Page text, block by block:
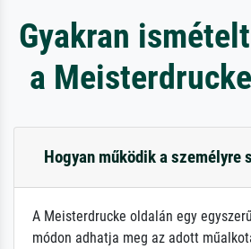
Gyakran
a
Hogyan működik a személyre
A Meisterdrucke oldalán egy
módon adhatja meg az adott